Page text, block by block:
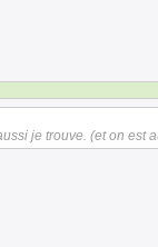
je trouve. (et on est